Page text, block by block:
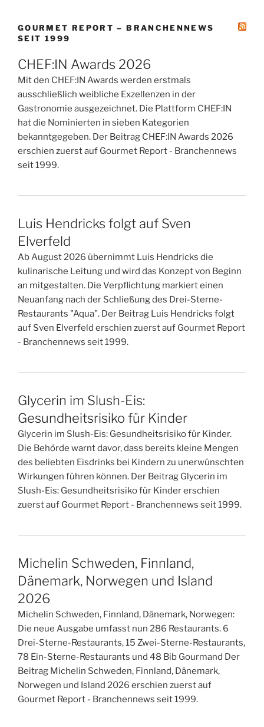
GOURMET REPORT – BRANCHENNEWS
SEIT 1999
CHEF:IN Awards 2026
Mit den CHEF:IN Awards werden erstmals
ausschließlich weibliche Exzellenzen in der
Gastronomie ausgezeichnet. Die Plattform CHEF:IN
hat die Nominierten in sieben Kategorien
bekanntgegeben. Der Beitrag CHEF:IN Awards 2026
erschien zuerst auf Gourmet Report - Branchennews
seit 1999.
Luis Hendricks folgt auf Sven
Elverfeld
Ab August 2026 übernimmt Luis Hendricks die
kulinarische Leitung und wird das Konzept von Beginn
an mitgestalten. Die Verpflichtung markiert einen
Neuanfang nach der Schließung des Drei-Sterne-
Restaurants "Aqua". Der Beitrag Luis Hendricks folgt
auf Sven Elverfeld erschien zuerst auf Gourmet Report
- Branchennews seit 1999.
Glycerin im Slush-Eis:
Gesundheitsrisiko für Kinder
Glycerin im Slush-Eis: Gesundheitsrisiko für Kinder.
Die Behörde warnt davor, dass bereits kleine Mengen
des beliebten Eisdrinks bei Kindern zu unerwünschten
Wirkungen führen können. Der Beitrag Glycerin im
Slush-Eis: Gesundheitsrisiko für Kinder erschien
zuerst auf Gourmet Report - Branchennews seit 1999.
Michelin Schweden, Finnland,
Dänemark, Norwegen und Island
2026
Michelin Schweden, Finnland, Dänemark, Norwegen:
Die neue Ausgabe umfasst nun 286 Restaurants. 6
Drei-Sterne-Restaurants, 15 Zwei-Sterne-Restaurants,
78 Ein-Sterne-Restaurants und 48 Bib Gourmand Der
Beitrag Michelin Schweden, Finnland, Dänemark,
Norwegen und Island 2026 erschien zuerst auf
Gourmet Report - Branchennews seit 1999.